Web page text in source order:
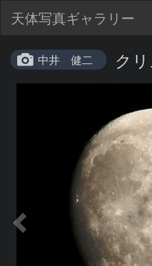
天体写真ギャラリー
中井 健二 ク